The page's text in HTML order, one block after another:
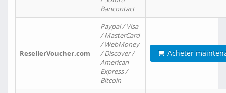
Bancontact
ResellerVoucher.com
Paypal / Visa
/ MasterCard
/ WebMoney
/ Discover /
American
Express /
Bitcoin
Acheter